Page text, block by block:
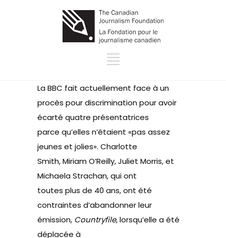
La BBC fait actuellement face à un
procès pour discrimination pour avoir
écarté quatre présentatrices
parce qu’elles n’étaient «pas assez
jeunes et jolies». Charlotte
Smith, Miriam O’Reilly, Juliet Morris, et
Michaela Strachan, qui ont
toutes plus de 40 ans, ont été
contraintes d’abandonner leur
émission, Countryfile, lorsqu’elle a été
déplacée à